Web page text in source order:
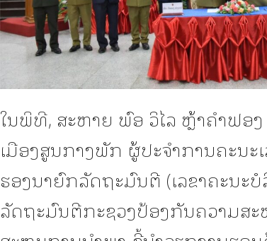
ໃນພິທີ, ສະຫາຍ ພົອ ວິໄລ ຫຼ້າຄໍາຟອ
ເມືອງສູນກາງພັກ ຜູ້ປະຈໍາການຄະນ
ຮອງນາຍົກລັດຖະມົນຕີ (ເລຂາຄະນະ
ລັດຖະມົນຕີກະຊວງປ້ອງກັນຄວາມສະ